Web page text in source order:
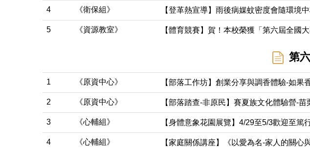
4 《衛保組》 【登革熱宣導】雨後病媒蚊密度會隨環境
5 《資源教室》 【體育競賽】賀！本校榮獲「第六屆全國
第
1 《原資中心》 【部落工作坊】創業分享與調香體驗-如果
2 《原資中心》 【部落踏查-非原民】賽夏族文化體驗營-苗
3 《心輔組》 【身體意象花園展覽】4/29至5/3歡迎至
4 《心輔組》 【家庭關係講座】《以愛為名-家人的關心